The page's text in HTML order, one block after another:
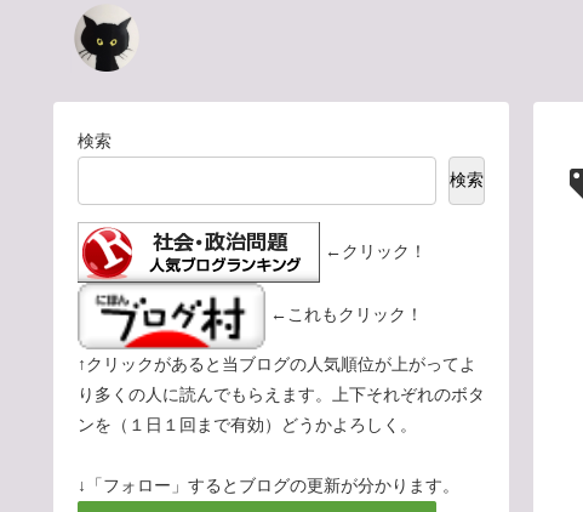
検索
検索
←クリック！
←これもクリック！
↑クリックがあると当ブログの人気順位が上がってよ
り多くの人に読んでもらえます。上下それぞれのボタ
ンを（１日１回まで有効）どうかよろしく。
↓「フォロー」するとブログの更新が分かります。